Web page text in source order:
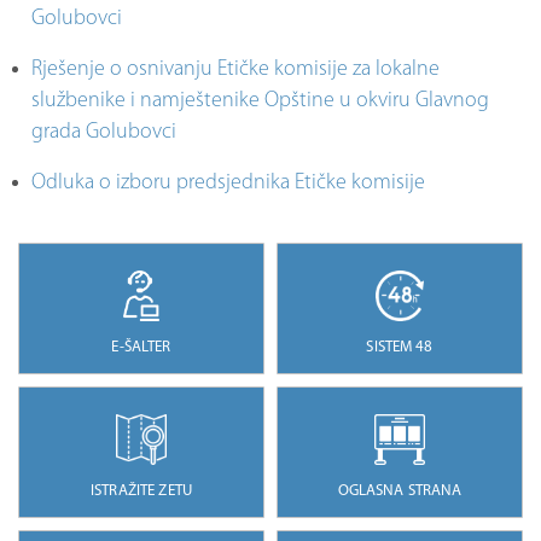
E-ŠALTER SISTEM 48
ISTRAŽITE ZETU OGLASNA STRANA
Golubovci
Rješenje o osnivanju Etičke komisije za lokalne
službenike i namještenike Opštine u okviru Glavnog
grada Golubovci
Odluka o izboru predsjednika Etičke komisije